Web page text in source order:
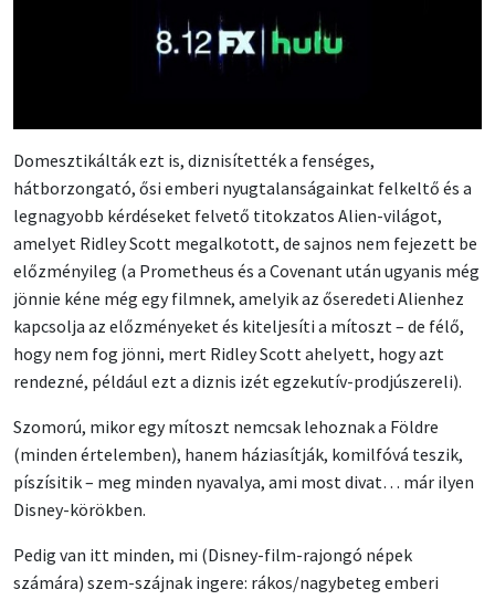
Domesztikálták ezt is, diznisítették a fenséges,
hátborzongató, ősi emberi nyugtalanságainkat felkeltő és a
legnagyobb kérdéseket felvető titokzatos Alien-világot,
amelyet Ridley Scott megalkotott, de sajnos nem fejezett be
előzményileg (a Prometheus és a Covenant után ugyanis még
jönnie kéne még egy filmnek, amelyik az őseredeti Alienhez
kapcsolja az előzményeket és kiteljesíti a mítoszt – de félő,
hogy nem fog jönni, mert Ridley Scott ahelyett, hogy azt
rendezné, például ezt a diznis izét egzekutív-prodjúszereli).
Szomorú, mikor egy mítoszt nemcsak lehoznak a Földre
(minden értelemben), hanem háziasítják, komilfóvá teszik,
píszísitik – meg minden nyavalya, ami most divat… már ilyen
Disney-körökben.
Pedig van itt minden, mi (Disney-film-rajongó népek
számára) szem-szájnak ingere: rákos/nagybeteg emberi